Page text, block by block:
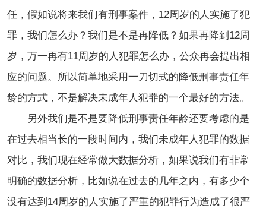
任，假如说将来我们有刑事案件，12周岁的人实施了犯
罪，我们怎么办？我们是不是再降低？如果再降到12周
岁，万一再有11周岁的人犯罪怎么办，公众再会提出相
应的问题。所以简单地采用一刀切式的降低刑事责任年
龄的方式，不是解决未成年人犯罪的一个最好的方法。
另外我们是不是要降低刑事责任年龄还要考虑的是
在过去相当长的一段时间内，我们未成年人犯罪的数据
对比，我们现在经常做大数据分析，如果说我们有非常
明确的数据分析，比如说在过去的几年之内，有多少个
没有达到14周岁的人实施了严重的犯罪行为造成了很严